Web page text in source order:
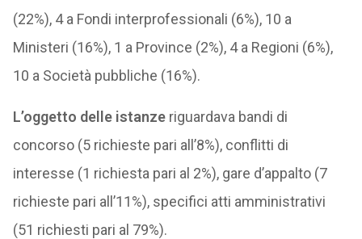
(22%), 4 a Fondi interprofessionali (6%), 10 a
Ministeri (16%), 1 a Province (2%), 4 a Regioni (6%),
10 a Società pubbliche (16%).
L’oggetto delle istanzeriguardava bandi di
concorso (5 richieste pari all’8%), conflitti di
interesse (1 richiesta pari al 2%), gare d’appalto (7
richieste pari all’11%), specifici atti amministrativi
(51 richiesti pari al 79%).